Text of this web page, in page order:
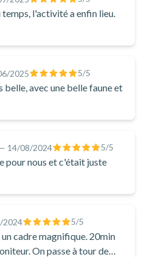
l'activité a enfin lieu.
2025 5/5
avec une belle faune et
14/08/2024 5/5
pour nous et c'était juste
2024 5/5
cadre magnifique. 20min
On passe à tour de